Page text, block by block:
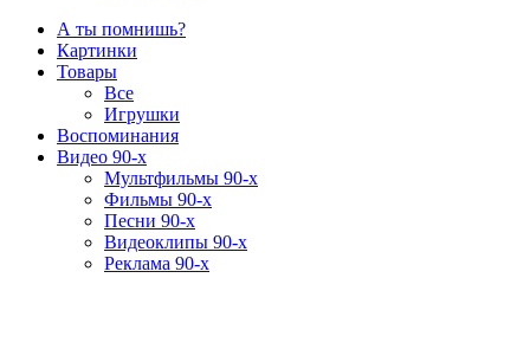
А ты помнишь?
Картинки
Товары
Все
Игрушки
Воспоминания
Видео 90-х
Мультфильмы 90-х
Фильмы 90-х
Песни 90-х
Видеоклипы 90-х
Реклама 90-х